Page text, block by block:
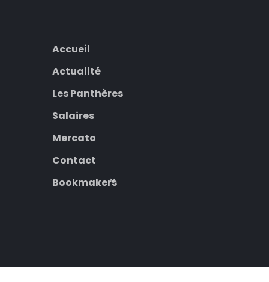
Accueil
Actualité
Les Panthères
Salaires
Mercato
Contact
Bookmakers